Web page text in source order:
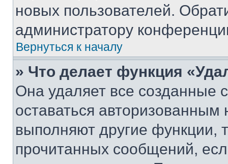
новых пользователей.
администратору
Вернуться к началу
» Что делает функция
Она удаляет все созданные
оставаться
выполняют другие функции,
прочитанных сообщений,